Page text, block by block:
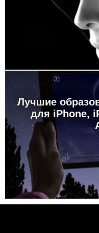
Лучшие
для iPhone,